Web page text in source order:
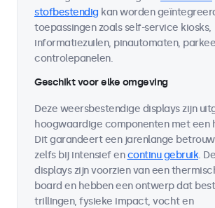
stofbestendig kan worden
toepassingen zoals self-service kiosks,
informatiezuilen, pinautomaten,
controlepanelen.
Geschikt voor elke omgeving
Deze weersbestendige displays zijn
hoogwaardige componenten met een
Dit garandeert een jarenlange
zelfs bij intensief encontinu gebruik.
displays zijn voorzien van een
board en hebben een ontwerp dat
trillingen, fysieke impact, vocht en